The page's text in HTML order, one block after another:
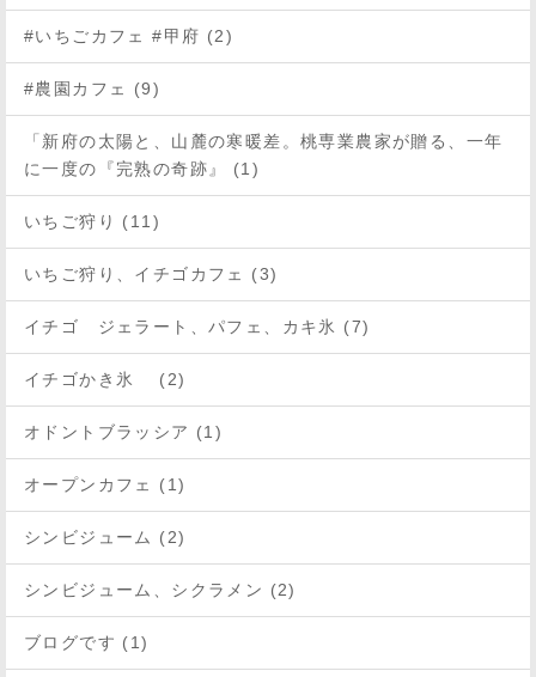
#いちごカフェ #甲府 (2)
#農園カフェ (9)
「新府の太陽と、山麓の寒暖差。桃専業農家が贈る、一年
に一度の『完熟の奇跡』 (1)
いちご狩り (11)
いちご狩り、イチゴカフェ (3)
イチゴ ジェラート、パフェ、カキ氷 (7)
イチゴかき氷 (2)
オドントブラッシア (1)
オープンカフェ (1)
シンビジューム (2)
シンビジューム、シクラメン (2)
ブログです (1)